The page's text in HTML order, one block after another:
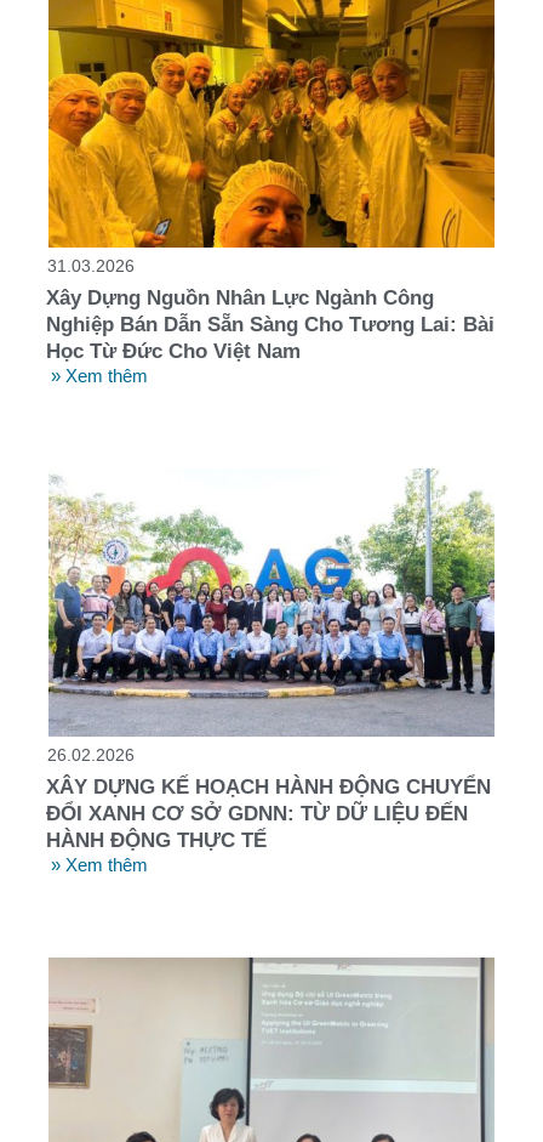
31.03.2026
Xây Dựng Nguồn Nhân Lực Ngành Công
Nghiệp Bán Dẫn Sẵn Sàng Cho Tương Lai: Bài
Học Từ Đức Cho Việt Nam
» Xem thêm
26.02.2026
XÂY DỰNG KẾ HOẠCH HÀNH ĐỘNG CHUYỂN
ĐỔI XANH CƠ SỞ GDNN: TỪ DỮ LIỆU ĐẾN
HÀNH ĐỘNG THỰC TẾ
» Xem thêm